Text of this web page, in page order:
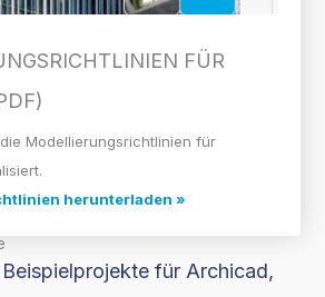
FÜR
Modellierungsrichtlinien für
herunterladen »
Beispielprojekte für Archicad,